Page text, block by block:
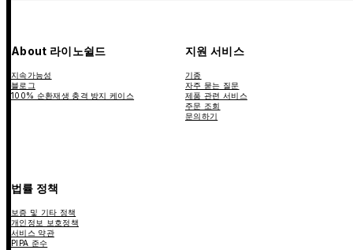
About 라이노쉴드
지속가능성
블로그
100% 순환재생 충격 방지 케이스
지원 서비스
기종
자주 묻는 질문
제품 관련 서비스
주문 조회
문의하기
법률 정책
보증 및 기타 정책
개인정보 보호정책
서비스 약관
PIPA 준수